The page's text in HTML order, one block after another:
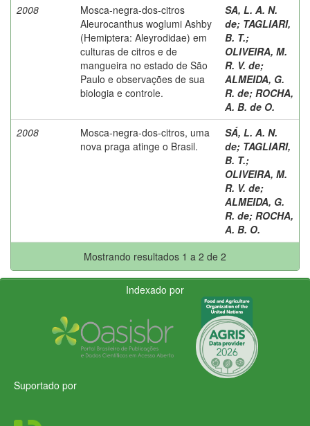
2008
Mosca-negra-dos-citros
Aleurocanthus woglumi Ashby
(Hemiptera: Aleyrodidae) em
culturas de citros e de
mangueira no estado de São
Paulo e observações de sua
biologia e controle.
SA, L. A. N.
de; TAGLIARI,
B. T.;
OLIVEIRA, M.
R. V. de;
ALMEIDA, G.
R. de; ROCHA,
A. B. de O.
2008
Mosca-negra-dos-citros, uma
nova praga atinge o Brasil.
SÁ, L. A. N.
de; TAGLIARI,
B. T.;
OLIVEIRA, M.
R. V. de;
ALMEIDA, G.
R. de; ROCHA,
A. B. O.
Mostrando resultados 1 a 2 de 2
Indexado por
Suportado por